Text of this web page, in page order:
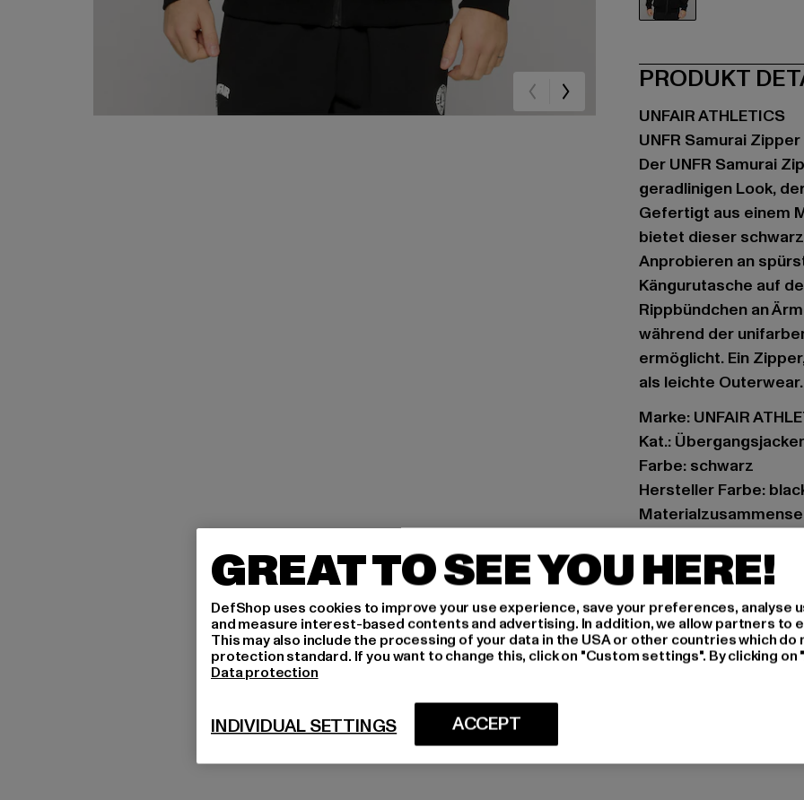
PRODUKT
UNFAIR ATHLETICS
UNFR Samurai Zipper
Der UNFR Samurai
geradlinigen Look,
Gefertigt aus einem
bietet dieser
Anprobieren an
Kängurutasche auf
Rippbündchen an
während der
ermöglicht. Ein
als leichte Outerwear.
Marke: UNFAIR
Kat.:
Farbe: schwarz
Hersteller Farbe:
Hersteller: UTEX
Tulbeckstraße 32 |
GRÖSSE
GREAT TO SEE YOU HERE!
DefShop uses cookies to improve your use experience, save your preferences, analyse
and measure interest-based contents and advertising. In addition, we allow partners to
This may also include the processing of your data in the USA or other countries which do
protection standard. If you want to change this, click on "Custom settings". By clicking
Data protection
ACCEPT
INDIVIDUAL SETTINGS